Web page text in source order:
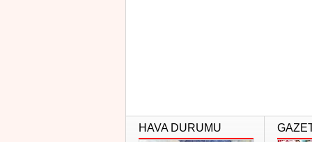
HAVA DURUMU